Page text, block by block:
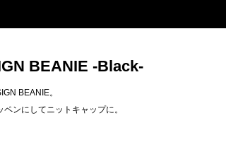
BEANIE -Black-
BEANIE。
ンにしてニットキャップに。